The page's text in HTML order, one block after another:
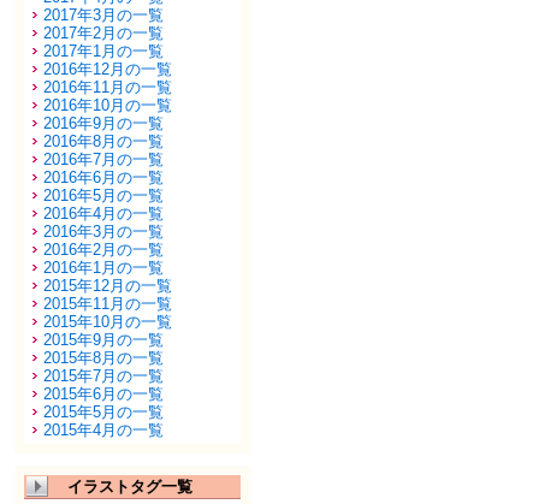
2017年3月の一覧
2017年2月の一覧
2017年1月の一覧
2016年12月の一覧
2016年11月の一覧
2016年10月の一覧
2016年9月の一覧
2016年8月の一覧
2016年7月の一覧
2016年6月の一覧
2016年5月の一覧
2016年4月の一覧
2016年3月の一覧
2016年2月の一覧
2016年1月の一覧
2015年12月の一覧
2015年11月の一覧
2015年10月の一覧
2015年9月の一覧
2015年8月の一覧
2015年7月の一覧
2015年6月の一覧
2015年5月の一覧
2015年4月の一覧
イラストタグ一覧